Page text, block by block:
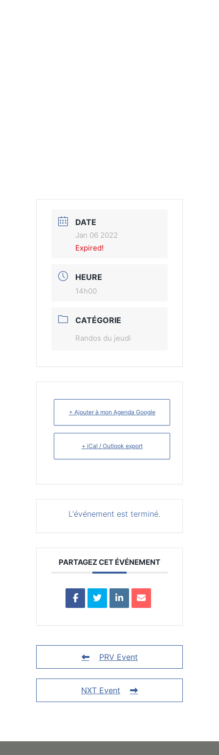
DATE
Jan 06 2022
Expired!
HEURE
14h00
CATÉGORIE
Randos du jeudi
+ Ajouter à mon Agenda Google
+ iCal / Outlook export
L'événement est terminé.
PARTAGEZ CET ÉVÉNEMENT
PRV Event
NXT Event